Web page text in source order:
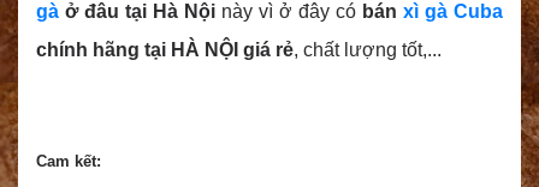
gà ở đâu tại Hà Nội này vì ở đây có bán xì gà Cuba
chính hãng tại HÀ NỘI giá rẻ, chất lượng tốt,...
Cam kết: